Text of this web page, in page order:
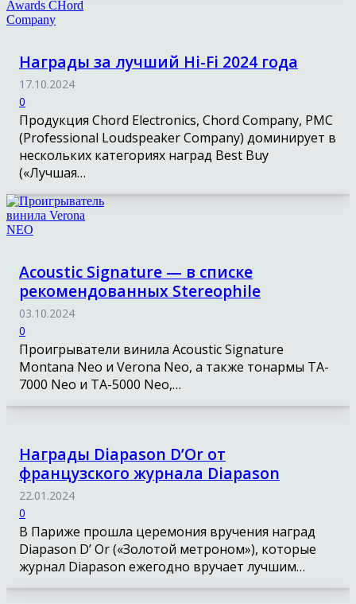
Награды за лучший Hi-Fi 2024 года
17.10.2024
0
Продукция Chord Electronics, Chord Company, PMC
(Professional Loudspeaker Company) доминирует в
нескольких категориях наград Best Buy
(«Лучшая…
Acoustic Signature — в списке
рекомендованных Stereophile
03.10.2024
0
Проигрыватели винила Acoustic Signature
Montana Neo и Verona Neo, а также тонармы TA-
7000 Neo и TA-5000 Neo,…
Награды Diapason D’Or от
французского журнала Diapason
22.01.2024
0
В Париже прошла церемония вручения наград
Diapason D’ Or («Золотой метроном»), которые
журнал Diapason ежегодно вручает лучшим…